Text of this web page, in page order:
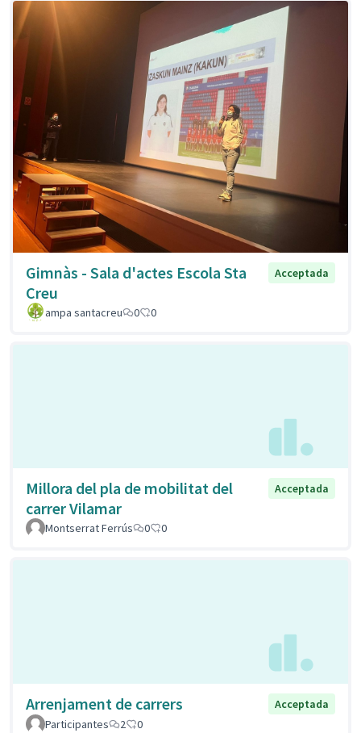
Gimnàs - Sala d'actes Escola Sta
Creu
Acceptada
ampa santacreu 0 0
Millora del pla de mobilitat del
carrer Vilamar
Acceptada
Montserrat Ferrús 0 0
Arrenjament de carrers
Acceptada
Participantes
2 0